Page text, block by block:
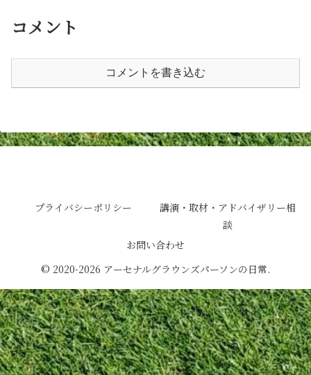
コメント
コメントを書き込む
プライバシーポリシー
講演・取材・アドバイザリー相
談
お問い合わせ
© 2020-2026 アーセナルグラウンズパーソンの日常.